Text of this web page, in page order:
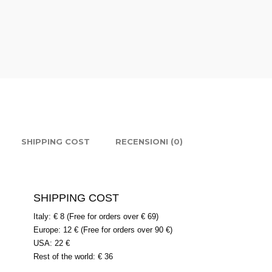
SHIPPING COST RECENSIONI (0)
SHIPPING COST
Italy: € 8 (Free for orders over € 69)
Europe: 12 € (Free for orders over 90 €)
USA: 22 €
Rest of the world: € 36